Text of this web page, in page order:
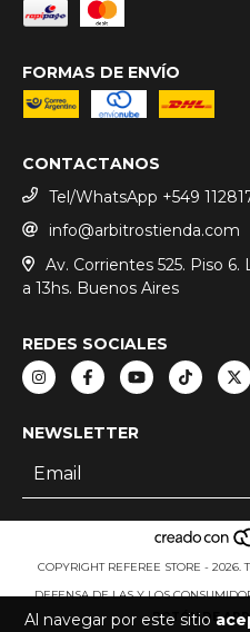
Al navegar por este sitio
FORMAS DE ENVÍO
CONTACTANOS
Tel/WhatsApp +549
info@arbitrostienda.com
Av. Corrientes 525. Piso 6.
a 13hs. Buenos Aires
REDES SOCIALES
NEWSLETTER
COPYRIGHT REFEREE STORE - 2026.
DEFENSA DE LAS Y LOS
BOTÓN DE